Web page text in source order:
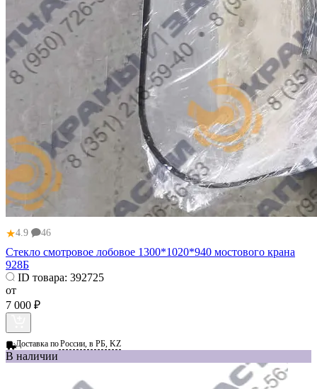
★4.9 46
Стекло смотровое лобовое 1300*1020*940 мостового крана
928Б
ID товара: 392725
от
7 000 ₽
Доставка поРоссии, в РБ, KZ
В наличии